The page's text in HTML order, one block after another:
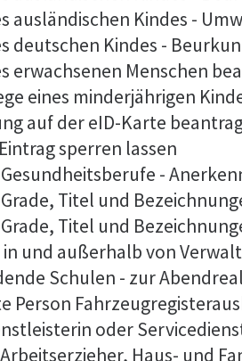
ausländischen Kindes -
deutschen Kindes -
erwachsenen Menschen
eines minderjährigen
auf der eID-Karte
sperren lassen
-
Titel und
Titel und
und außerhalb von
Schulen - zur
Person
oder
Haus- und